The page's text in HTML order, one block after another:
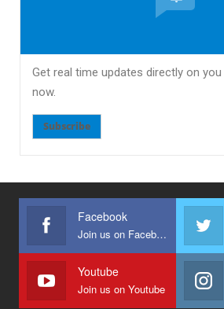
Get real time updates directly on
now.
Subscribe
Facebook
Join us on Facebook
Youtube
Join us on Youtube